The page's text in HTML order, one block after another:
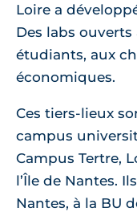
Loire a
Des labs
étudiants, aux
économiques.
Ces tiers-lieux
campus
Campus Tertre,
l’Île de Nantes.
Nantes, à la BU